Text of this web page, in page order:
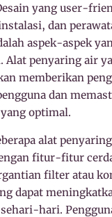
yang user-
dan
aspek-aspek
Alat penyaring air
memberikan
dan
optimal.
alat
fitur-fitur
filter atau
dapat
hari.